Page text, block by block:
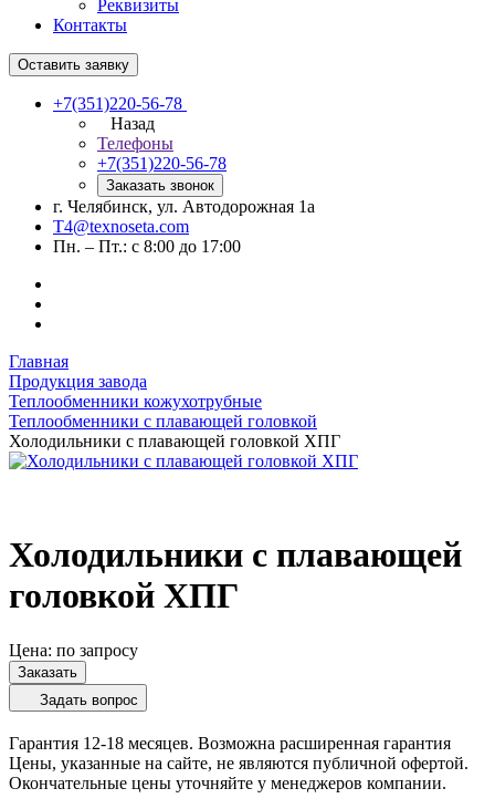
Реквизиты
Контакты
Оставить заявку
+7(351)220-56-78
Назад
Телефоны
+7(351)220-56-78
Заказать звонок
г. Челябинск, ул. Автодорожная 1а
T4@texnoseta.com
Пн. – Пт.: с 8:00 до 17:00
Главная
Продукция завода
Теплообменники кожухотрубные
Теплообменники с плавающей головкой
Холодильники с плавающей головкой ХПГ
Холодильники с плавающей
головкой ХПГ
Цена: по запросу
Заказать
Задать вопрос
Гарантия 12-18 месяцев. Возможна расширенная гарантия
Цены, указанные на сайте, не являются публичной офертой.
Окончательные цены уточняйте у менеджеров компании.